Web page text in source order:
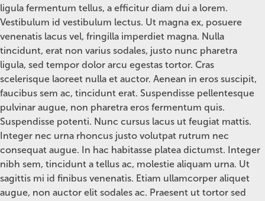
ligula fermentum tellus, a efficitur diam dui a lorem.
Vestibulum id vestibulum lectus. Ut magna ex, posuere
venenatis lacus vel, fringilla imperdiet magna. Nulla
tincidunt, erat non varius sodales, justo nunc pharetra
ligula, sed tempor dolor arcu egestas tortor. Cras
scelerisque laoreet nulla et auctor. Aenean in eros suscipit,
faucibus sem ac, tincidunt erat. Suspendisse pellentesque
pulvinar augue, non pharetra eros fermentum quis.
Suspendisse potenti. Nunc cursus lacus ut feugiat mattis.
Integer nec urna rhoncus justo volutpat rutrum nec
consequat augue. In hac habitasse platea dictumst. Integer
nibh sem, tincidunt a tellus ac, molestie aliquam urna. Ut
sagittis mi id finibus venenatis. Etiam ullamcorper aliquet
augue, non auctor elit sodales ac. Praesent ut tortor sed